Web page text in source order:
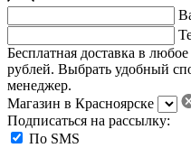
Бесплатная доставка в
рублей. Выбрать удобный
менеджер.
Магазин в Красноярске
Подписаться на рассылку:
По SMS